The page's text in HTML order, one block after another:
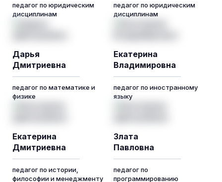
педагог по юридическим
дисциплинам
педагог по юридическим
дисциплинам
Дарья
Дмитриевна
педагог по математике и
физике
Екатерина
Владимировна
педагог по иностранному
языку
Екатерина
Дмитриевна
педагог по истории,
философии и менеджменту
Злата
Павловна
педагог по
программированию